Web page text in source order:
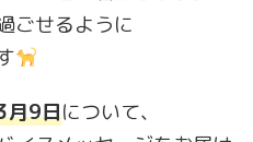
ごせるように
月9日について、